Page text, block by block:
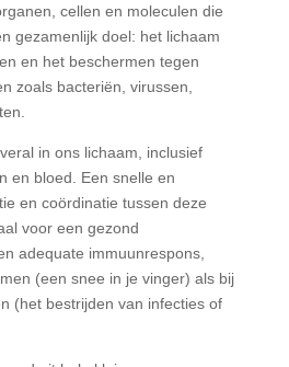
cellen en moleculen die
gezamenlijk doel: het lichaam
en het beschermen tegen
zoals bacteriën, virussen,
in ons lichaam, inclusief
en bloed. Een snelle en
en coördinatie tussen deze
voor een gezond
adequate immuunrespons,
(een snee in je vinger) als bij
(het bestrijden van infecties of